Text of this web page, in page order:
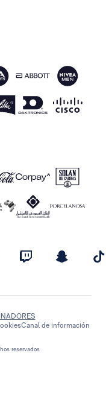
reservados
Canal de información